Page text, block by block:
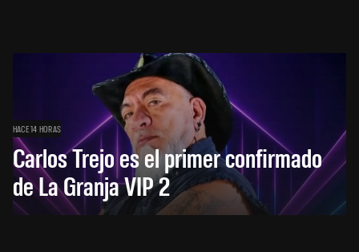
HACE 14 HORAS
Carlos Trejo es el primer confirmado
de La Granja VIP 2